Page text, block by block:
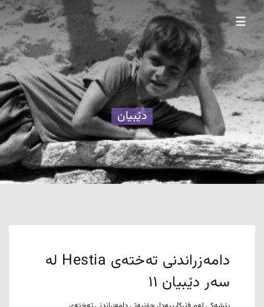
☰
دێبیان
دامەزراندنی تەختەی Hestia لە
سەر دێبیان ١١